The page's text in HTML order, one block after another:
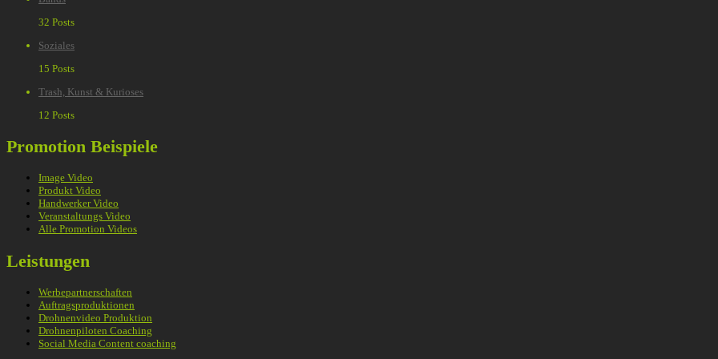
32 Posts
Soziales
15 Posts
Trash, Kunst & Kurioses
12 Posts
Promotion Beispiele
Image Video
Produkt Video
Handwerker Video
Veranstaltungs Video
Alle Promotion Videos
Leistungen
Werbepartnerschaften
Auftragsproduktionen
Drohnenvideo Produktion
Drohnenpiloten Coaching
Social Media Content coaching